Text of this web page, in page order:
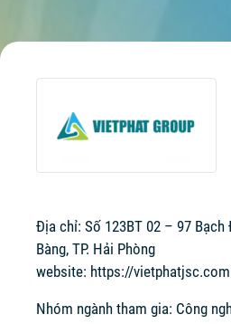
Địa chỉ: Số 123BT 02 – 97 Bạch
Bàng, TP. Hải Phòng
website: https://
Nhóm ngành tham gia: Công